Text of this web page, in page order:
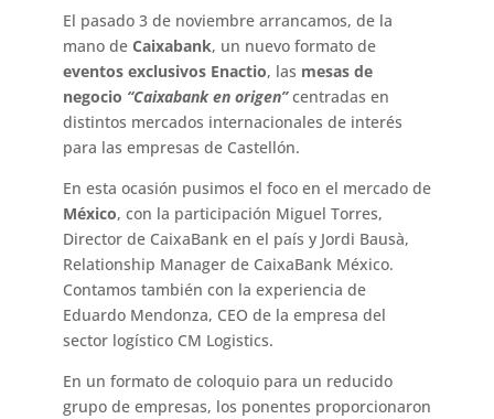
El pasado 3 de noviembre arrancamos, de la
mano de Caixabank, un nuevo formato de
eventos exclusivos Enactio, las mesas de
negocio “Caixabank en origen” centradas en
distintos mercados internacionales de interés
para las empresas de Castellón.
En esta ocasión pusimos el foco en el mercado de
México, con la participación Miguel Torres,
Director de CaixaBank en el país y Jordi Bausà,
Relationship Manager de CaixaBank México.
Contamos también con la experiencia de
Eduardo Mendonza, CEO de la empresa del
sector logístico CM Logistics.
En un formato de coloquio para un reducido
grupo de empresas, los ponentes proporcionaron